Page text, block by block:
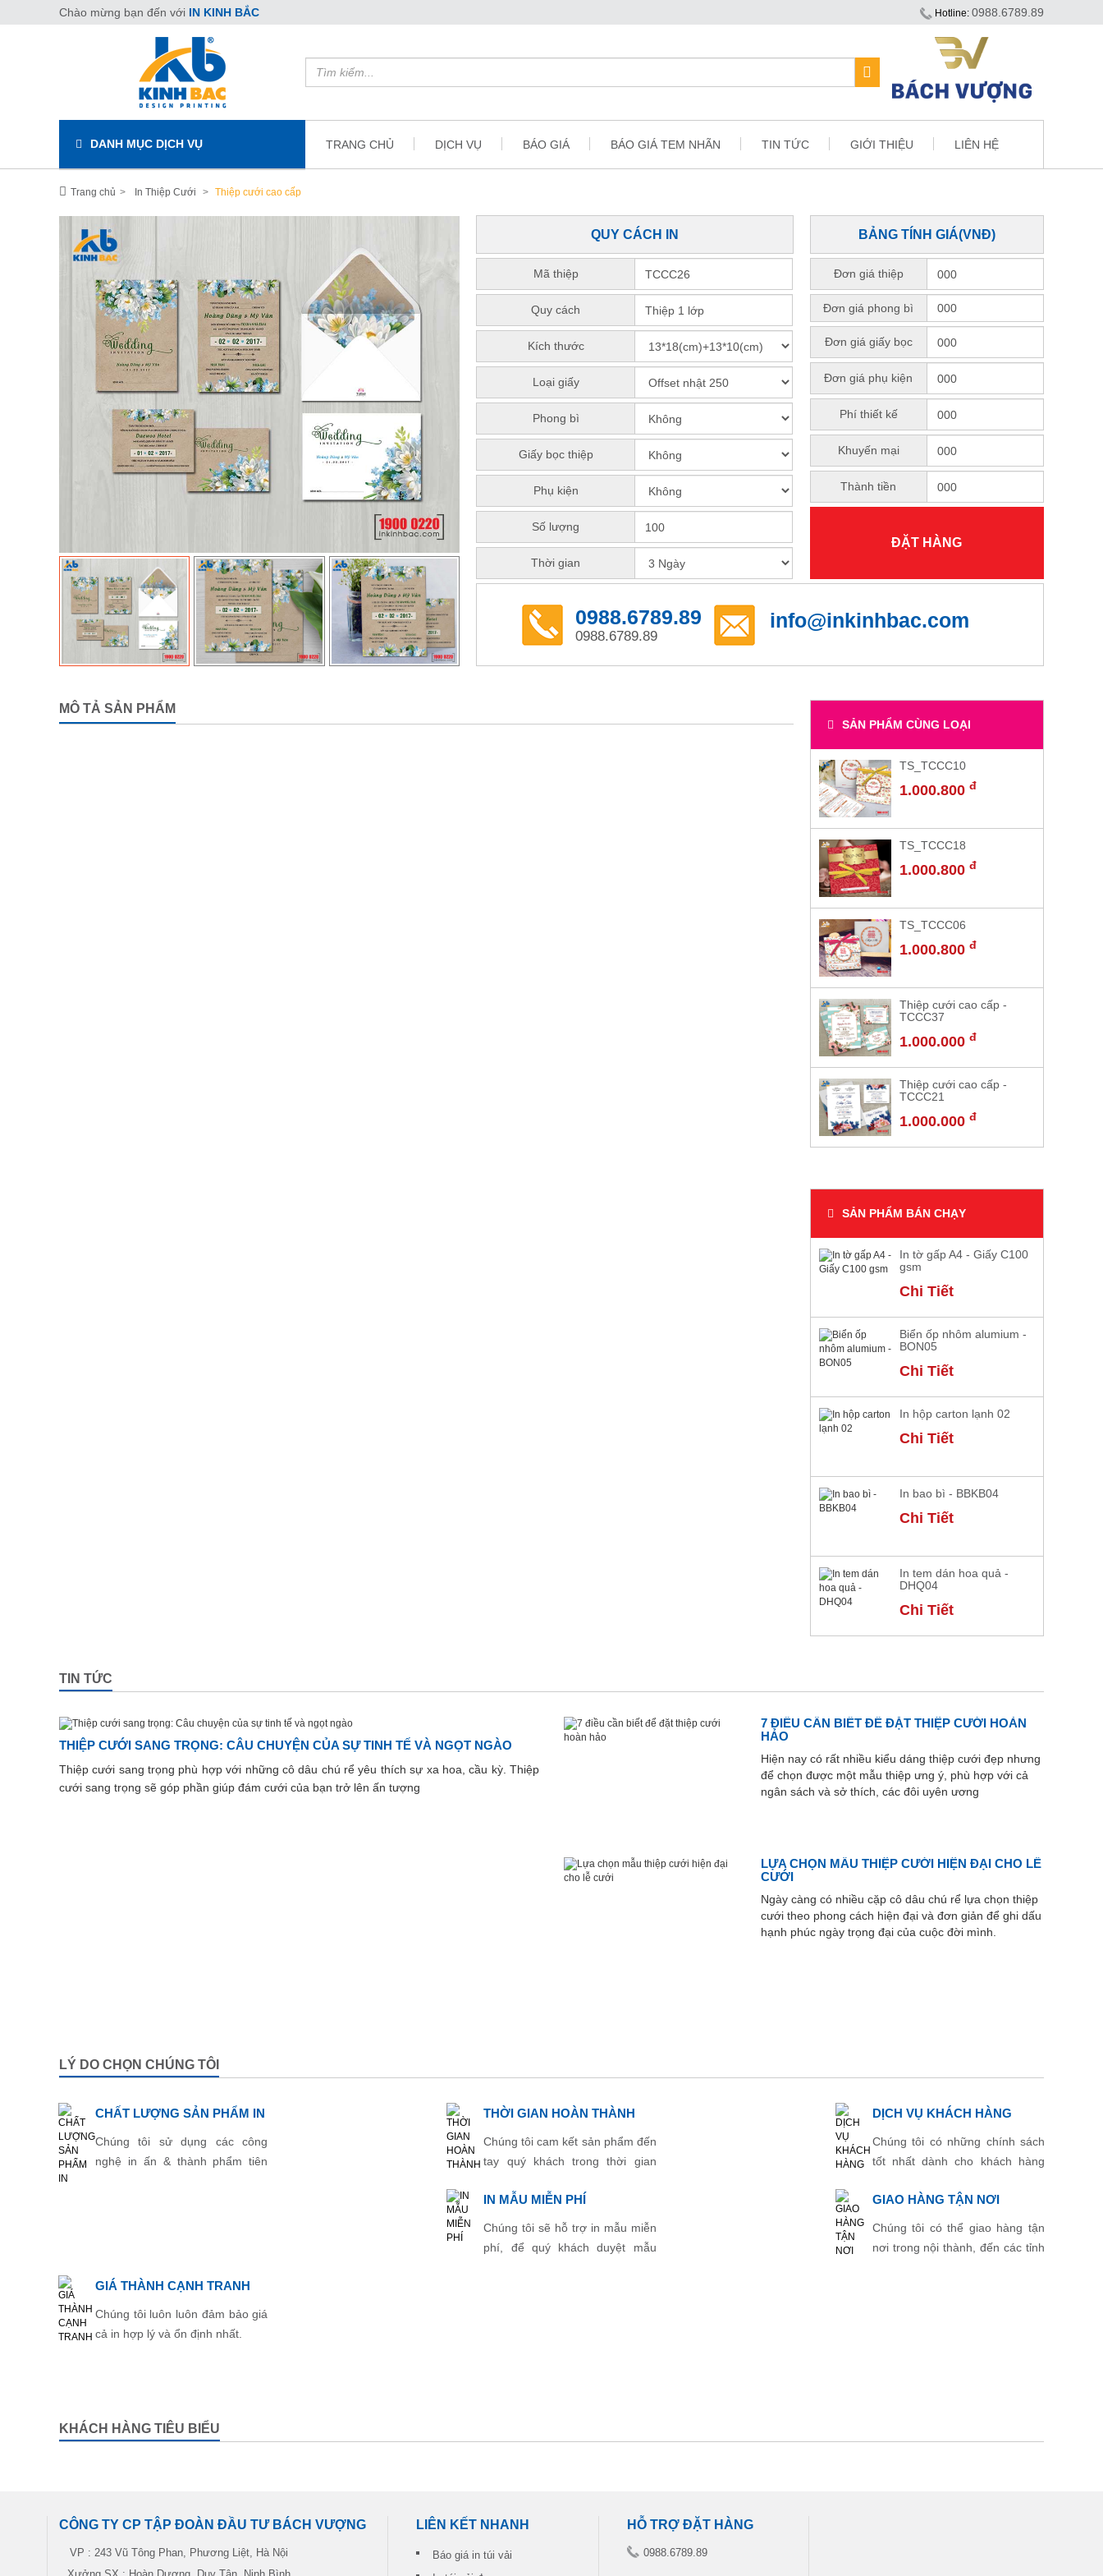
Chào mừng bạn đến với IN KINH BẮC Hotline: 0988.6789.89
DANH MỤC DỊCH VỤ TRANG CHỦ DỊCH VỤ BÁO GIÁ BÁO GIÁ TEM NHÃN TIN TỨC GIỚI THIỆU LIÊN HỆ
Trang chủ In Thiệp Cưới Thiệp cưới cao cấp
QUY CÁCH IN
Mã thiệp
Quy cách
Kích thước
Loại giấy
Phong bì
Giấy bọc thiệp
Phụ kiện
Số lượng
Thời gian
BẢNG TÍNH GIÁ(VNĐ)
Đơn giá thiệp
Đơn giá phong bì
Đơn giá giấy bọc
Đơn giá phụ kiện
Phí thiết kế
Khuyến mại
Thành tiền
ĐẶT HÀNG
0988.6789.89
0988.6789.89
info@inkinhbac.com
MÔ TẢ SẢN PHẨM
SẢN PHẨM CÙNG LOẠI
TS_TCCC10
1.000.800 đ
TS_TCCC18
1.000.800 đ
TS_TCCC06
1.000.800 đ
Thiệp cưới cao cấp -
TCCC37
1.000.000 đ
Thiệp cưới cao cấp -
TCCC21
1.000.000 đ
SẢN PHẨM BÁN CHẠY
In tờ gấp A4 - Giấy C100
gsm
Chi Tiết
Biển ốp nhôm alumium -
BON05
Chi Tiết
In hộp carton lạnh 02
Chi Tiết
In bao bì - BBKB04
Chi Tiết
In tem dán hoa quả -
DHQ04
Chi Tiết
TIN TỨC
THIỆP CƯỚI SANG TRỌNG: CÂU CHUYỆN CỦA SỰ TINH TẾ VÀ NGỌT NGÀO
Thiệp cưới sang trọng phù hợp với những cô dâu chú rể yêu thích sự xa hoa, cầu kỳ. Thiệp
cưới sang trọng sẽ góp phần giúp đám cưới của bạn trở lên ấn tượng
7 ĐIỀU CẦN BIẾT ĐỂ ĐẶT THIỆP CƯỚI HOÀN
HẢO
Hiện nay có rất nhiều kiểu dáng thiệp cưới đẹp nhưng
để chọn được một mẫu thiệp ưng ý, phù hợp với cả
ngân sách và sở thích, các đôi uyên ương
LỰA CHỌN MẪU THIỆP CƯỚI HIỆN ĐẠI CHO LỄ
CƯỚI
Ngày càng có nhiều cặp cô dâu chú rể lựa chọn thiệp
cưới theo phong cách hiện đại và đơn giản để ghi dấu
hạnh phúc ngày trọng đại của cuộc đời mình.
LÝ DO CHỌN CHÚNG TÔI
CHẤT LƯỢNG SẢN PHẨM IN
Chúng tôi sử dụng các công
nghệ in ấn & thành phẩm tiên
THỜI GIAN HOÀN THÀNH
Chúng tôi cam kết sản phẩm đến
tay quý khách trong thời gian
DỊCH VỤ KHÁCH HÀNG
Chúng tôi có những chính sách
tốt nhất dành cho khách hàng
IN MẪU MIỄN PHÍ
Chúng tôi sẽ hỗ trợ in mẫu miễn
phí, để quý khách duyệt mẫu
GIAO HÀNG TẬN NƠI
Chúng tôi có thể giao hàng tận
nơi trong nội thành, đến các tỉnh
GIÁ THÀNH CẠNH TRANH
Chúng tôi luôn luôn đảm bảo giá
cả in hợp lý và ổn định nhất.
KHÁCH HÀNG TIÊU BIỂU
CÔNG TY CP TẬP ĐOÀN ĐẦU TƯ BÁCH VƯỢNG
VP : 243 Vũ Tông Phan, Phương Liệt, Hà Nội
LIÊN KẾT NHANH
Báo giá in túi vải
HỖ TRỢ ĐẶT HÀNG
0988.6789.89